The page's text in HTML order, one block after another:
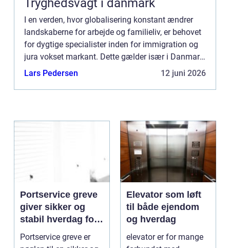
Tryghedsvagt i danmark
I en verden, hvor globalisering konstant ændrer
landskaberne for arbejde og familieliv, er behovet
for dygtige specialister inden for immigration og
jura vokset markant. Dette gælder især i Danmark,
hvor immigrationsreglerne er komp...
Lars Pedersen 12 juni 2026
Portservice greve
giver sikker og
stabil hverdag for
porte
Portservice greve er
Elevator som løft
til både ejendom
og hverdag
elevator er for mange